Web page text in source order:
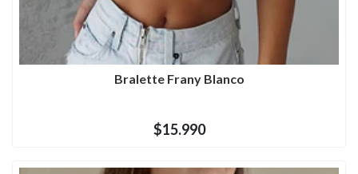
Bralette Frany Blanco
$15.990